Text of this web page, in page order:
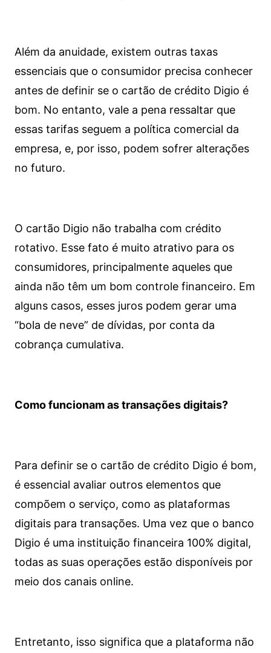
Além da anuidade, existem outras taxas
essenciais que o consumidor precisa conhecer
antes de definir se o cartão de crédito Digio é
bom. No entanto, vale a pena ressaltar que
essas tarifas seguem a política comercial da
empresa, e, por isso, podem sofrer alterações
no futuro.
O cartão Digio não trabalha com crédito
rotativo. Esse fato é muito atrativo para os
consumidores, principalmente aqueles que
ainda não têm um bom controle financeiro. Em
alguns casos, esses juros podem gerar uma
“bola de neve” de dívidas, por conta da
cobrança cumulativa.
Como funcionam as transações digitais?
Para definir se o cartão de crédito Digio é bom,
é essencial avaliar outros elementos que
compõem o serviço, como as plataformas
digitais para transações. Uma vez que o banco
Digio é uma instituição financeira 100% digital,
todas as suas operações estão disponíveis por
meio dos canais online.
Entretanto, isso significa que a plataforma não